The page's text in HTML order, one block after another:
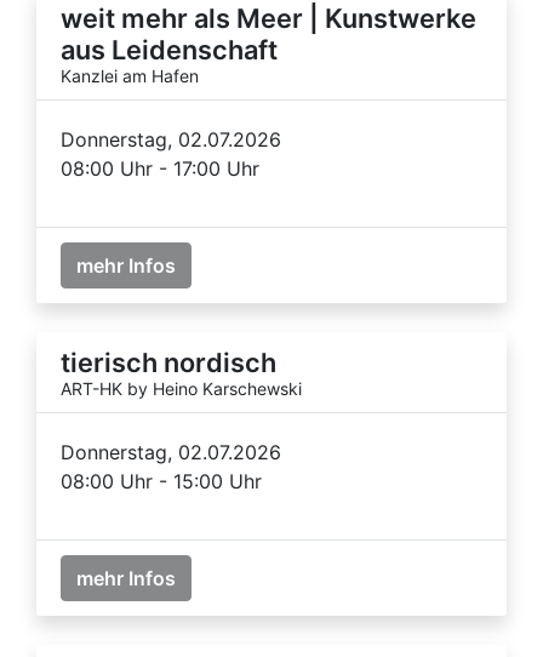
weit mehr als Meer | Kunstwerke
aus Leidenschaft
Kanzlei am Hafen
Donnerstag, 02.07.2026
08:00 Uhr - 17:00 Uhr
mehr Infos
tierisch nordisch
ART-HK by Heino Karschewski
Donnerstag, 02.07.2026
08:00 Uhr - 15:00 Uhr
mehr Infos